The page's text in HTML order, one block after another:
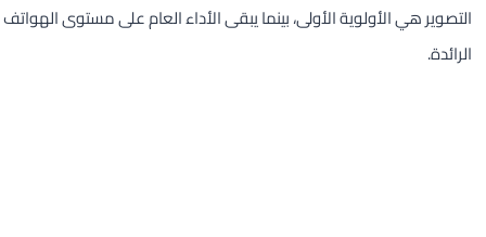
التصوير هي الأولوية الأولى، بينما يبقى الأداء العام على مستوى الهواتف
الرائدة.